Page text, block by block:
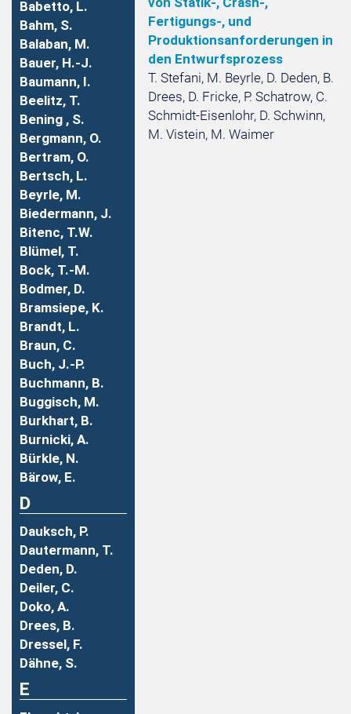
Babetto, L.
Bahm, S.
Balaban, M.
Bauer, H.-J.
Baumann, I.
Beelitz, T.
Bening , S.
Bergmann, O.
Bertram, O.
Bertsch, L.
Beyrle, M.
Biedermann, J.
Bitenc, T.W.
Blümel, T.
Bock, T.-M.
Bodmer, D.
Bramsiepe, K.
Brandt, L.
Braun, C.
Buch, J.-P.
Buchmann, B.
Buggisch, M.
Burkhart, B.
Burnicki, A.
Bürkle, N.
Bärow, E.
D
Dauksch, P.
Dautermann, T.
Deden, D.
Deiler, C.
Doko, A.
Drees, B.
Dressel, F.
Dähne, S.
E
Fertigungs-, und
Produktionsanforderungen in
den Entwurfsprozess
T. Stefani, M. Beyrle, D. Deden, B.
Drees, D. Fricke, P. Schatrow, C.
Schmidt-Eisenlohr, D. Schwinn,
M. Vistein, M. Waimer